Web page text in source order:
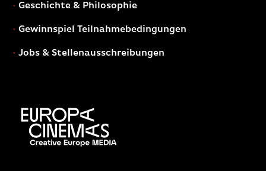
Geschichte & Philosophie
Gewinnspiel Teilnahmebedingungen
Jobs & Stellenausschreibungen